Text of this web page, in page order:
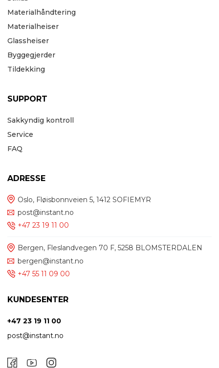
Materialhåndtering
Materialheiser
Glassheiser
Byggegjerder
Tildekking
SUPPORT
Sakkyndig kontroll
Service
FAQ
ADRESSE
Oslo, Fløisbonnveien 5, 1412 SOFIEMYR
post@instant.no
+47 23 19 11 00
Bergen, Fleslandvegen 70 F, 5258 BLOMSTERDALEN
bergen@instant.no
+47 55 11 09 00
KUNDESENTER
+47 23 19 11 00
post@instant.no